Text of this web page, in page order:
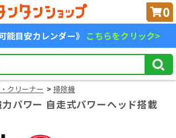
0
能目安カレンダー》 こちらをクリック>
クリーナー 掃除機
パワー 自走式パワーヘッド搭載